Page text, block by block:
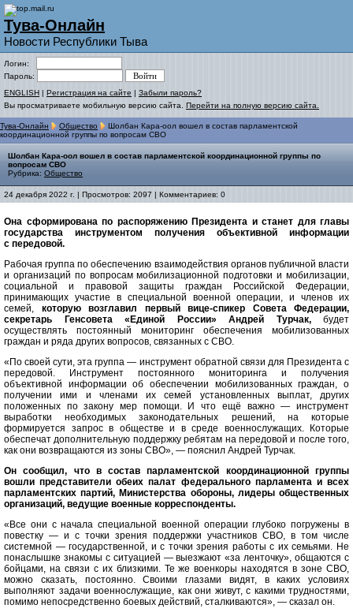
Тува-Онлайн
Новости Республики Тыва
Логин:
Пароль:
ENGLISH | Регистрация на сайте | Забыли пароль?
Вы просматриваете мобильную версию сайта. Перейти на полную версию сайта.
Тува-Онлайн Общество
Шолбан Кара-оол вошел в состав парламентской
координационной группы по вопросам СВО
Шолбан Кара-оол вошел в состав парламентской координационной группы по
вопросам СВО
Рубрика: Общество
24 декабря 2022 г. | Просмотров: 2097 | Комментариев: 0
Она сформирована по распоряжению Президента и станет для главы
государства инструментом получения объективной информации
с передовой.
Рабочая группа по обеспечению взаимодействия органов публичной власти
и организаций по вопросам мобилизационной подготовки и мобилизации,
социальной и правовой защиты граждан Российской Федерации,
принимающих участие в специальной военной операции, и членов их
семей, которую возглавил первый вице-спикер Совета Федерации,
секретарь Генсовета «Единой России» Андрей Турчак,будет
осуществлять постоянный мониторинг обеспечения мобилизованных
граждан и ряда других вопросов, связанных с СВО.
«По своей сути, эта группа — инструмент обратной связи для Президента с
передовой. Инструмент постоянного мониторинга и получения
объективной информации об обеспечении мобилизованных граждан, о
получении ими и членами их семей установленных выплат, других
положенных по закону мер помощи. И что ещё важно — инструмент
выработки необходимых законодательных решений, на которые
формируется запрос в обществе и в среде военнослужащих. Которые
обеспечат дополнительную поддержку ребятам на передовой и после того,
как они возвращаются из зоны СВО», — пояснил Андрей Турчак.
Он сообщил, что в состав парламентской координационной группы
вошли представители обеих палат федерального парламента и всех
парламентских партий, Министерства обороны, лидеры общественных
организаций, ведущие военные корреспонденты.
«Все они с начала специальной военной операции глубоко погружены в
повестку — и с точки зрения поддержки участников СВО, в том числе
системной — государственной, и с точки зрения работы с их семьями. Не
понаслышке знакомы с ситуацией — выезжают «за ленточку», общаются с
бойцами, на связи с их близкими. Те же военкоры находятся в зоне СВО,
можно сказать, постоянно. Своими глазами видят, в каких условиях
выполняют задачи военнослужащие, как они живут, с какими трудностями,
помимо непосредственно боевых действий, сталкиваются», — сказал он.